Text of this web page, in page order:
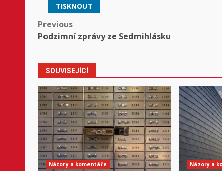
TISKNOUT
Post
navigation
Previous
Podzimní zprávy ze Sedmihlásku
SOUVISEJÍCÍ
Názory a komentáře Názory a